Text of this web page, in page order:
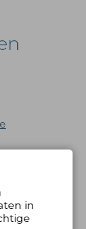
bis 18.00
in